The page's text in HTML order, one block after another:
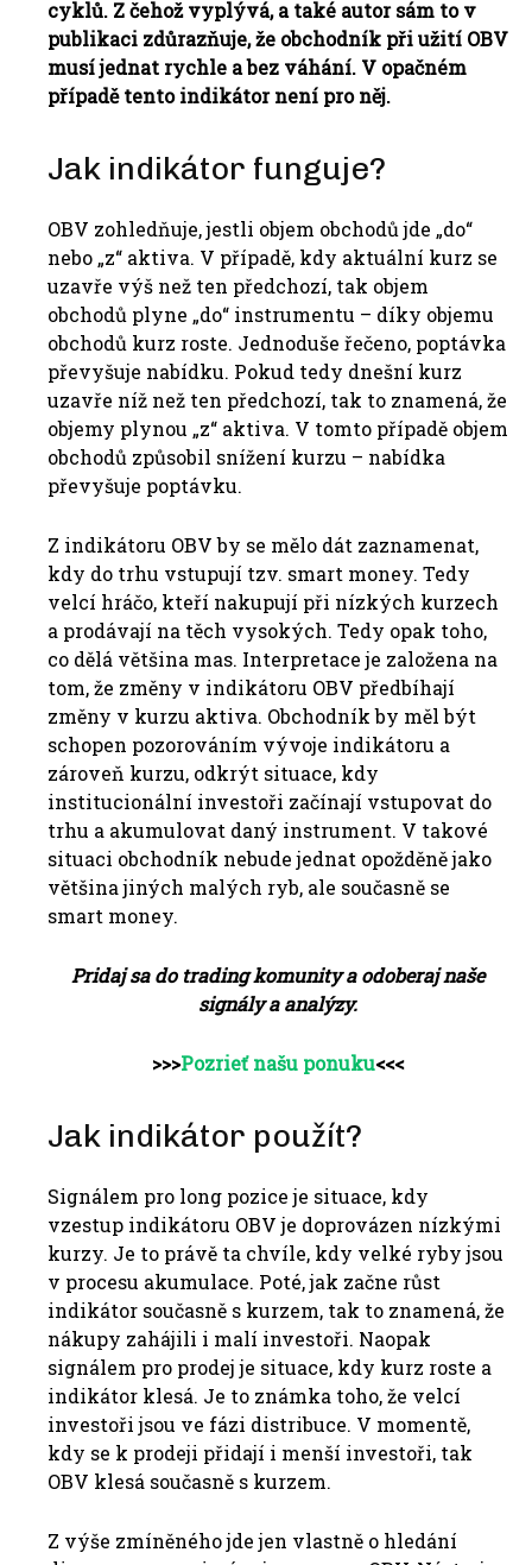
cyklů. Z čehož vyplývá, a také autor sám to v
publikaci zdůrazňuje, že obchodník při užití OBV
musí jednat rychle a bez váhání. V opačném
případě tento indikátor není pro něj.
Jak indikátor funguje?
OBV zohledňuje, jestli objem obchodů jde „do“
nebo „z“ aktiva. V případě, kdy aktuální kurz se
uzavře výš než ten předchozí, tak objem
obchodů plyne „do“ instrumentu – díky objemu
obchodů kurz roste. Jednoduše řečeno, poptávka
převyšuje nabídku. Pokud tedy dnešní kurz
uzavře níž než ten předchozí, tak to znamená, že
objemy plynou „z“ aktiva. V tomto případě objem
obchodů způsobil snížení kurzu – nabídka
převyšuje poptávku.
Z indikátoru OBV by se mělo dát zaznamenat,
kdy do trhu vstupují tzv. smart money. Tedy
velcí hráčo, kteří nakupují při nízkých kurzech
a prodávají na těch vysokých. Tedy opak toho,
co dělá většina mas. Interpretace je založena na
tom, že změny v indikátoru OBV předbíhají
změny v kurzu aktiva. Obchodník by měl být
schopen pozorováním vývoje indikátoru a
zároveň kurzu, odkrýt situace, kdy
institucionální investoři začínají vstupovat do
trhu a akumulovat daný instrument. V takové
situaci obchodník nebude jednat opožděně jako
většina jiných malých ryb, ale současně se
smart money.
Pridaj sa do trading komunity a odoberaj naše
signály a analýzy.
>>>Pozrieť našu ponuku<<<
Jak indikátor použít?
Signálem pro long pozice je situace, kdy
vzestup indikátoru OBV je doprovázen nízkými
kurzy. Je to právě ta chvíle, kdy velké ryby jsou
v procesu akumulace. Poté, jak začne růst
indikátor současně s kurzem, tak to znamená, že
nákupy zahájili i malí investoři. Naopak
signálem pro prodej je situace, kdy kurz roste a
indikátor klesá. Je to známka toho, že velcí
investoři jsou ve fázi distribuce. V momentě,
kdy se k prodeji přidají i menší investoři, tak
OBV klesá současně s kurzem.
Z výše zmíněného jde jen vlastně o hledání